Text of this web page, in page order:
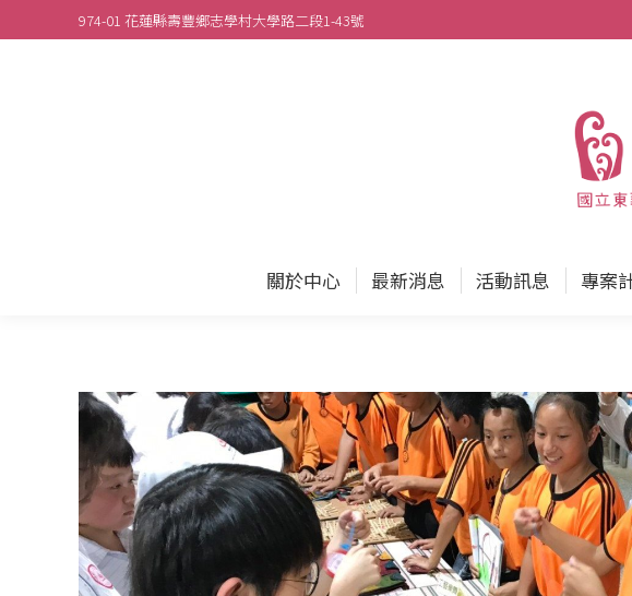
974-01 花蓮縣壽豐鄉志學村大學路二段1-43號
關於中心 最新消息 活動訊息 專案
關於中心 最新消息